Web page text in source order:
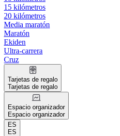
15 kilómetros
20 kilómetros
Media maratón
Maratón
Ekiden
Ultra-carrera
Cruz
Tarjetas de regalo
Tarjetas de regalo
Espacio organizador
Espacio organizador
ES
ES